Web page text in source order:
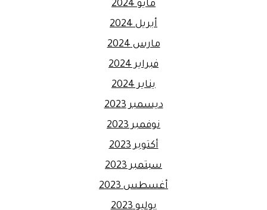
مايو 2024
أبريل 2024
مارس 2024
فبراير 2024
يناير 2024
ديسمبر 2023
نوفمبر 2023
أكتوبر 2023
سبتمبر 2023
أغسطس 2023
يوليو 2023